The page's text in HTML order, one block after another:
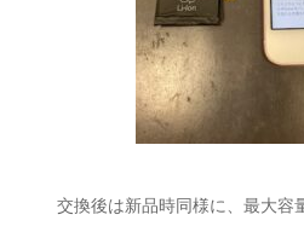
交換後は新品時同様に、最大容